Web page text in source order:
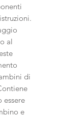
al
di
essere
e